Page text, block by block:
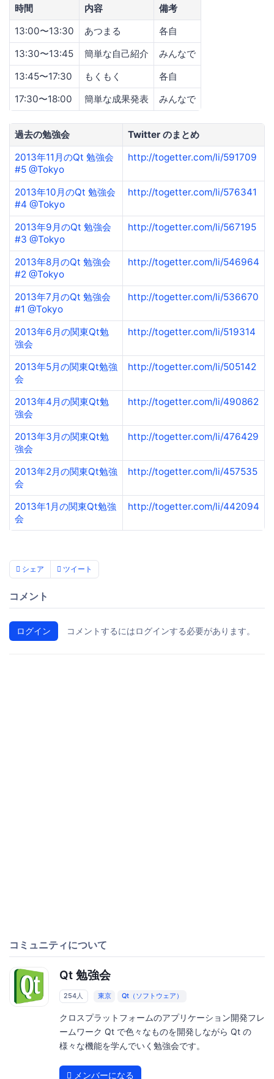
時間 内容
備考
13:00〜13:30
あつまる
各自
13:30〜13:45
簡単な自己紹介
みんなで
13:45〜17:30
もくもく
各自
17:30〜18:00
簡単な成果発表 みんなで
過去の勉強会
Twitter のまとめ
2013年11月のQt 勉強会
#5 @Tokyo
http://togetter.com/li/591709
2013年10月のQt 勉強会
#4 @Tokyo
http://togetter.com/li/576341
2013年9月のQt 勉強会
#3 @Tokyo
http://togetter.com/li/567195
2013年8月のQt 勉強会
#2 @Tokyo
http://togetter.com/li/546964
2013年7月のQt 勉強会
#1 @Tokyo
http://togetter.com/li/536670
2013年6月の関東Qt勉
強会
http://togetter.com/li/519314
2013年5月の関東Qt勉強
会
http://togetter.com/li/505142
2013年4月の関東Qt勉
強会
http://togetter.com/li/490862
2013年3月の関東Qt勉
強会
http://togetter.com/li/476429
2013年2月の関東Qt勉強
会
http://togetter.com/li/457535
2013年1月の関東Qt勉強
会
http://togetter.com/li/442094
シェア ツイート
コメント
ログイン コメントするにはログインする必要があります。
コミュニティについて
Qt 勉強会
254人 東京 Qt（ソフトウェア）
クロスプラットフォームのアプリケーション開発フレ
ームワーク Qt で色々なものを開発しながら Qt の
様々な機能を学んでいく勉強会です。
メンバーになる